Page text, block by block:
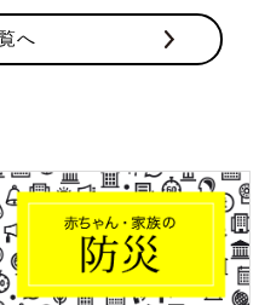
へ